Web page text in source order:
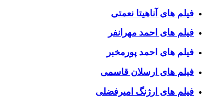
فیلم های آناهیتا نعمتی
فیلم های احمد مهرانفر
فیلم های احمد پورمخبر
فیلم های ارسلان قاسمی
فیلم های ارژنگ امیرفضلی